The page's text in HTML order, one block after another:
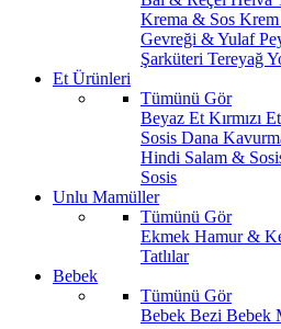
Krema & Sos
Gevreği & Yulaf
Şarküteri Tereyağ
Et Ürünleri
Tümünü Gör
Beyaz Et Kırmızı Et
Sosis Dana
Hindi Salam &
Sosis
Unlu Mamüller
Tümünü Gör
Ekmek Hamur &
Tatlılar
Bebek
Tümünü Gör
Bebek Bezi Bebek